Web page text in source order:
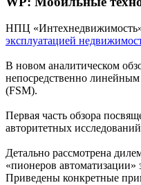
НПЦ «Интехнедвижимость»
эксплуатацией
В новом аналитическом
непосредственно
(FSM).
Первая часть обзора
авторитетных
Детально рассмотрена
«пионеров автоматизации»
Приведены конкретные